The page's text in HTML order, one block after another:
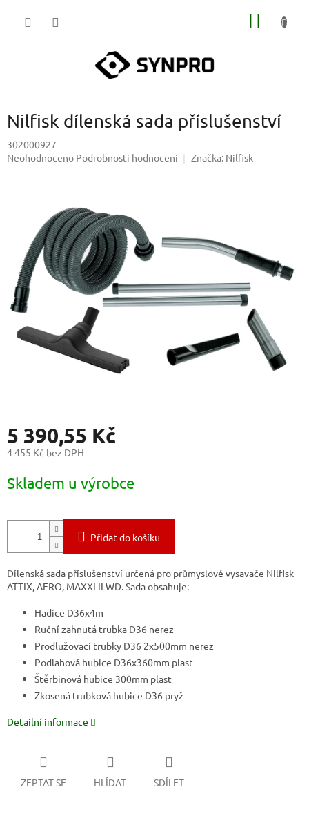
Nilfisk dílenská sada příslušenství
302000927
Průměrné
hvězdiček.
Neohodnoceno Podrobnosti hodnocení Značka: Nilfisk
5 390,55 Kč
4 455 Kč bez DPH
cena:
Skladem u výrobce
Přidat do košíku
Dílenská sada příslušenství určená pro průmyslové vysavače Nilfisk
ATTIX, AERO, MAXXI II WD. Sada obsahuje:
Hadice D36x4m
Ruční zahnutá trubka D36 nerez
Prodlužovací trubky D36 2x500mm nerez
Podlahová hubice D36x360mm plast
Štěrbinová hubice 300mm plast
Zkosená trubková hubice D36 pryž
Detailní informace
ZEPTAT SE HLÍDAT SDÍLET